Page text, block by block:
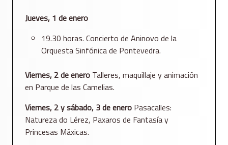
Jueves, 1 de enero
19.30 horas. Concierto de Aninovo de la
Orquesta Sinfónica de Pontevedra.
Viernes, 2 de enero Talleres, maquillaje y animación
en Parque de las Camelias.
Viernes, 2 y sábado, 3 de enero Pasacalles:
Natureza do Lérez, Paxaros de Fantasía y
Princesas Máxicas.